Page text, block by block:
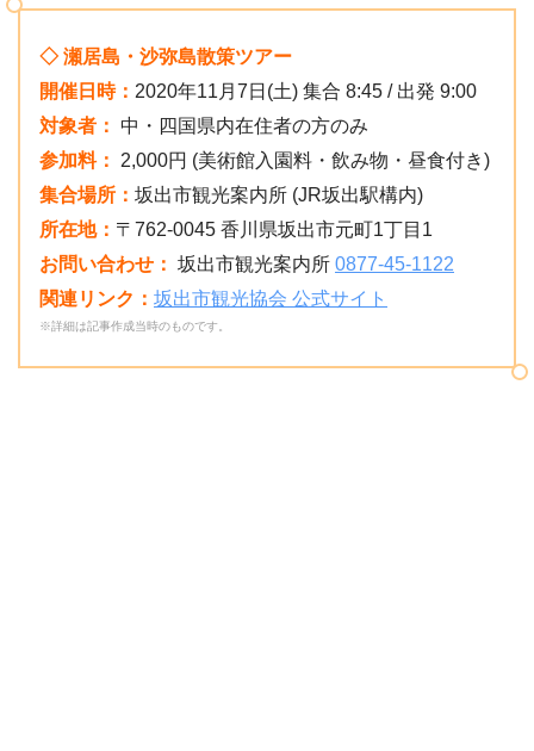
◇ 瀬居島・沙弥島散策ツアー
開催日時： 2020年11月7日(土) 集合 8:45 / 出発 9:00
対象者： 中・四国県内在住者の方のみ
参加料：
2,000円 (美術館入園料・飲み物・昼食付き)
集合場所： 坂出市観光案内所 (JR坂出駅構内)
所在地： 〒762-0045 香川県坂出市元町1丁目1
お問い合わせ： 坂出市観光案内所 0877-45-1122
関連リンク： 坂出市観光協会 公式サイト
※詳細は記事作成当時のものです。